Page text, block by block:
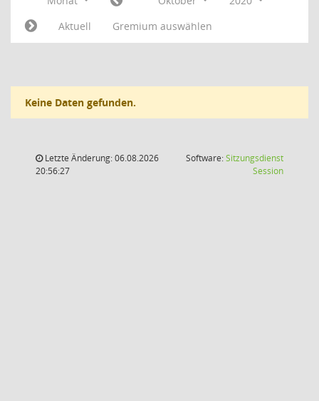
Aktuell
Gremium auswählen
Keine Daten gefunden.
Letzte Änderung: 06.08.2026
20:56:27
Software:Sitzungsdienst
Session(Wird in